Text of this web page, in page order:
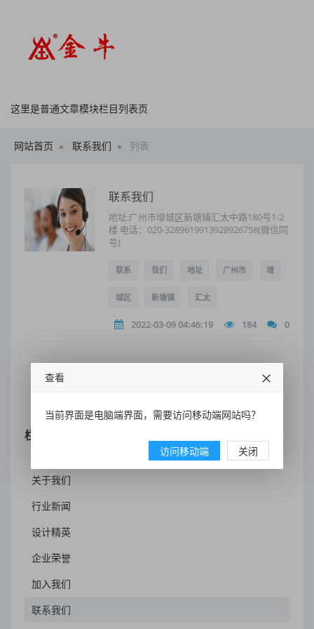
这里是普通文章模块栏目列表页
网站首页 联系我们 列表
联系我们
地址:广州市增城区新塘镇汇太中路180号1-2
楼 电话：020-3289619913928926758(微信同
号)
联系 我们 地址 广州市 增
城区 新塘镇 汇太
2022-03-09 04:46:19 184 0
栏目索引
关于我们
行业新闻
设计精英
企业荣誉
加入我们
联系我们
查看
当前界面是电脑端界面，需要访问移动端网站吗？
访问移动端 关闭